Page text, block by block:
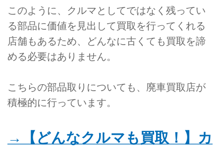
このように、クルマとしてではなく残ってい
る部品に価値を見出して買取を行ってくれる
店舗もあるため、どんなに古くても買取を諦
める必要はありません。
こちらの部品取りについても、廃車買取店が
積極的に行っています。
→【どんなクルマも買取！】カ